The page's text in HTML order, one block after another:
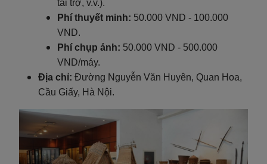
tài trợ, v.v.).
Phí thuyết minh: 50.000 VND - 100.000
VND.
Phí chụp ảnh: 50.000 VND - 500.000
VND/máy.
Địa chỉ: Đường Nguyễn Văn Huyên, Quan Hoa,
Cầu Giấy, Hà Nội.